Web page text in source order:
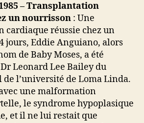
– Transplantation
un nourrisson : Une
cardiaque réussie chez un
jours, Eddie Anguiano, alors
de Baby Moses, a été
Leonard Lee Bailey du
l’université de Loma Linda.
une malformation
le syndrome hypoplasique
et il ne lui restait que